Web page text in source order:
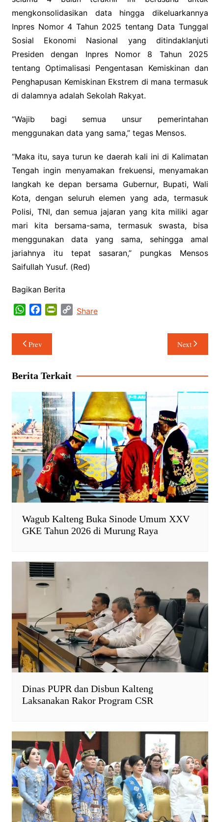
mengkonsolidasikan data hingga dikeluarkannya
Inpres Nomor 4 Tahun 2025 tentang Data Tunggal
Sosial Ekonomi Nasional yang ditindaklanjuti
Presiden dengan Inpres Nomor 8 Tahun 2025
tentang Optimalisasi Pengentasan Kemiskinan dan
Penghapusan Kemiskinan Ekstrem di mana termasuk
di dalamnya adalah Sekolah Rakyat.
“Wajib bagi semua unsur pemerintahan
menggunakan data yang sama,” tegas Mensos.
“Maka itu, saya turun ke daerah kali ini di Kalimatan
Tengah ingin menyamakan frekuensi, menyamakan
langkah ke depan bersama Gubernur, Bupati, Wali
Kota, dengan seluruh elemen yang ada, termasuk
Polisi, TNI, dan semua jajaran yang kita miliki agar
mari kita bersama-sama, termasuk swasta, bisa
menggunakan data yang sama, sehingga amal
jariahnya itu tepat sasaran,” pungkas Mensos
Saifullah Yusuf. (Red)
Bagikan Berita
W
a
t
s
p
p
c
e
b
o
k
r
i
e
n
d
l
y
C
k
Share
Navigasi
pos
Prev Next
Berita Terkait
Wagub Kalteng Buka Sinode Umum XXV
GKE Tahun 2026 di Murung Raya
Dinas PUPR dan Disbun Kalteng
Laksanakan Rakor Program CSR